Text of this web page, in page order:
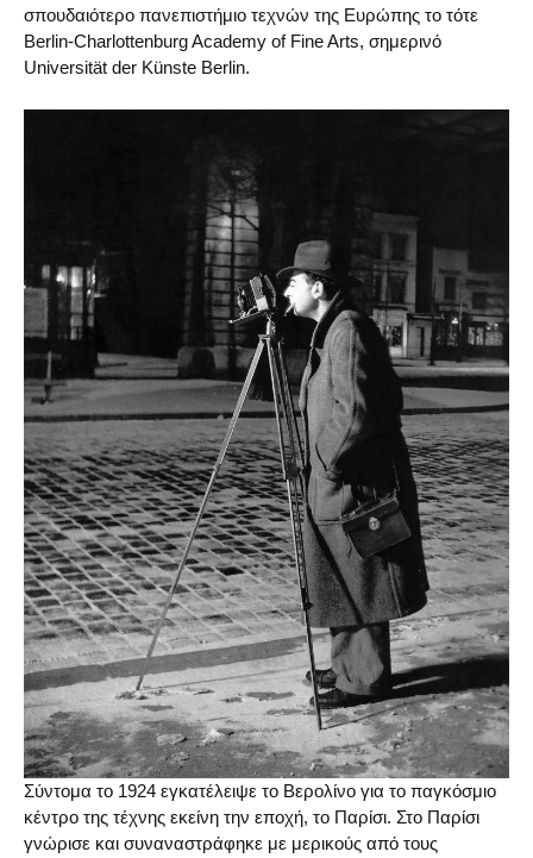
σπουδαιότερο πανεπιστήμιο τεχνών της Ευρώπης το τότε
Berlin-Charlottenburg Academy of Fine Arts, σημερινό
Universität der Künste Berlin.
Σύντομα το 1924 εγκατέλειψε το Βερολίνο για το παγκόσμιο
κέντρο της τέχνης εκείνη την εποχή, το Παρίσι. Στο Παρίσι
γνώρισε και συναναστράφηκε με μερικούς από τους